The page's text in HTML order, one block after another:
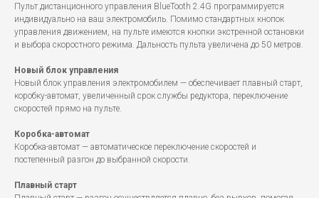
Пульт дистанционного управления BlueTooth 2.4G программируется
индивидуально на ваш электромобиль. Помимо стандартных кнопок
управления движением, на пульте имеются кнопки экстренной остановки
и выбора скоростного режима. Дальность пульта увеличена до 50 метров.
Новый блок управления
Новый блок управления электромобилем — обеспечивает плавный старт,
коробку-автомат, увеличенный срок службы редуктора, переключение
скоростей прямо на пульте.
Коробка-автомат
Коробка-автомат — автоматическое переключение скоростей и
постепенный разгон до выбранной скорости.
Плавный старт